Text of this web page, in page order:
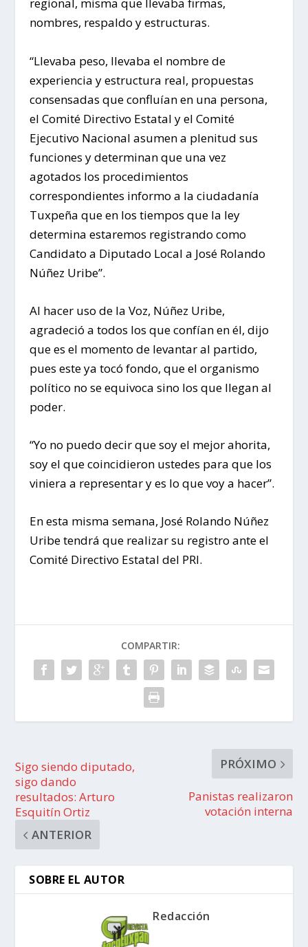
regional, misma que llevaba firmas,
nombres, respaldo y estructuras.
“Llevaba peso, llevaba el nombre de
experiencia y estructura real, propuestas
consensadas que confluían en una persona,
el Comité Directivo Estatal y el Comité
Ejecutivo Nacional asumen a plenitud sus
funciones y determinan que una vez
agotados los procedimientos
correspondientes informo a la ciudadanía
Tuxpeña que en los tiempos que la ley
determina estaremos registrando como
Candidato a Diputado Local a José Rolando
Núñez Uribe”.
Al hacer uso de la Voz, Núñez Uribe,
agradeció a todos los que confían en él, dijo
que es el momento de levantar al partido,
pues este ya tocó fondo, que el organismo
político no se equivoca sino los que llegan al
poder.
“Yo no puedo decir que soy el mejor ahorita,
soy el que coincidieron ustedes para que los
viniera a representar y es lo que voy a hacer”.
En esta misma semana, José Rolando Núñez
Uribe tendrá que realizar su registro ante el
Comité Directivo Estatal del PRI.
COMPARTIR:
Sigo siendo diputado,
sigo dando
resultados: Arturo
Esquitín Ortiz
ANTERIOR
PRÓXIMO
Panistas realizaron
votación interna
SOBRE EL AUTOR
Redacción